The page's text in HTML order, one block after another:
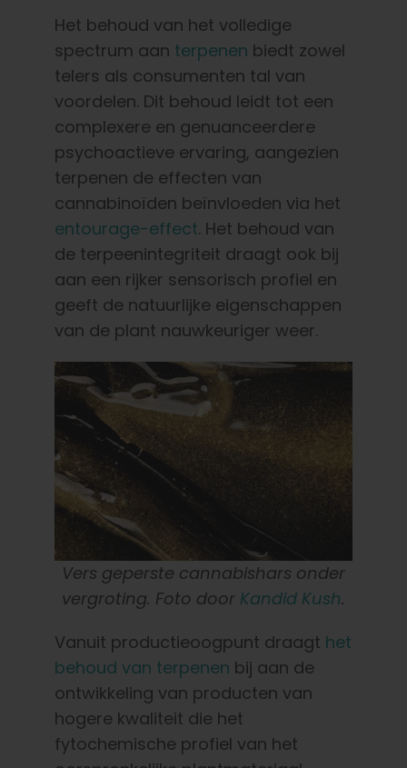
Het behoud van het volledige
spectrum aan terpenen biedt zowel
telers als consumenten tal van
voordelen. Dit behoud leidt tot een
complexere en genuanceerdere
psychoactieve ervaring, aangezien
terpenen de effecten van
cannabinoïden beïnvloeden via het
entourage-effect. Het behoud van
de terpeenintegriteit draagt ook bij
aan een rijker sensorisch profiel en
geeft de natuurlijke eigenschappen
van de plant nauwkeuriger weer.
Vers geperste cannabishars onder
vergroting. Foto door Kandid Kush.
Vanuit productieoogpunt draagt het
behoud van terpenen bij aan de
ontwikkeling van producten van
hogere kwaliteit die het
fytochemische profiel van het